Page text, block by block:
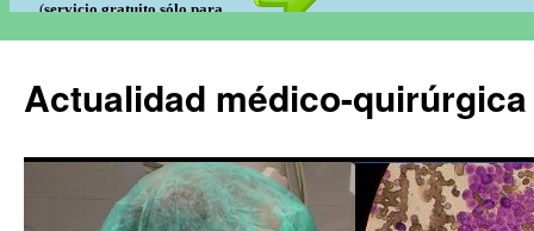
Actualidad médico-